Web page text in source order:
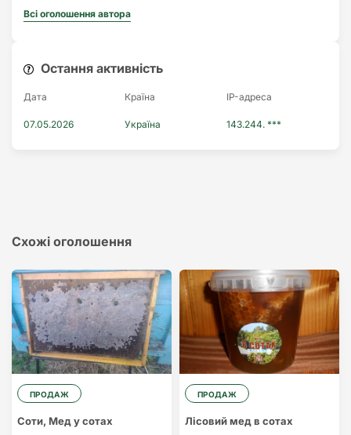
Всі оголошення автора
Остання активність
Дата Країна IP-адреса
07.05.2026 Україна 143.244. ***
Схожі оголошення
ПРОДАЖ
Соти, Мед у сотах
ПРОДАЖ
Лісовий мед в сотах